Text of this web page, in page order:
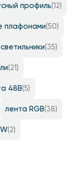
профиль(12)
плафонами(50)
(35)
(21)
48B(5)
лента RGB(38)
(2)